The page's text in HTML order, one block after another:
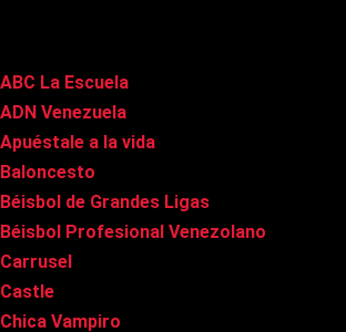
ABC La Escuela
ADN Venezuela
Apuéstale a la vida
Baloncesto
Béisbol de Grandes Ligas
Béisbol Profesional Venezolano
Carrusel
Castle
Chica Vampiro